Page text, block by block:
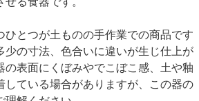
ひとつが土ものの手作業での商品です
少の寸法、色合いに違いが生じ仕上が
の表面にくぼみやでこぼこ感、土や釉
している場合がありますが、この器の